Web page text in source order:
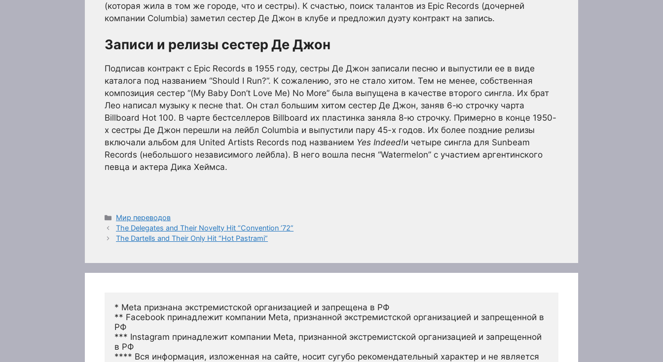
(которая жила в том же городе, что и сестры). К счастью, поиск талантов из Epic Records (дочерней
компании Columbia) заметил сестер Де Джон в клубе и предложил дуэту контракт на запись.
Записи и релизы сестер Де Джон
Подписав контракт с Epic Records в 1955 году, сестры Де Джон записали песню и выпустили ее в виде
каталога под названием “Should I Run?”. К сожалению, это не стало хитом. Тем не менее, собственная
композиция сестер “(My Baby Don’t Love Me) No More” была выпущена в качестве второго сингла. Их брат
Лео написал музыку к песне that. Он стал большим хитом сестер Де Джон, заняв 6-ю строчку чарта
Billboard Hot 100. В чарте бестселлеров Billboard их пластинка заняла 8-ю строчку. Примерно в конце 1950-
х сестры Де Джон перешли на лейбл Columbia и выпустили пару 45-х годов. Их более поздние релизы
включали альбом для United Artists Records под названием Yes Indeed!и четыре сингла для Sunbeam
Records (небольшого независимого лейбла). В него вошла песня “Watermelon” с участием аргентинского
певца и актера Дика Хеймса.
Рубрики
Мир переводов
The Delegates and Their Novelty Hit “Convention ’72”
The Dartells and Their Only Hit “Hot Pastrami”
* Meta признана экстремистской организацией и запрещена в РФ
** Facebook принадлежит компании Meta, признанной экстремистской организацией и запрещенной в
РФ
*** Instagram принадлежит компании Meta, признанной экстремистской организацией и запрещенной
в РФ
**** Вся информация, изложенная на сайте, носит сугубо рекомендательный характер и не является